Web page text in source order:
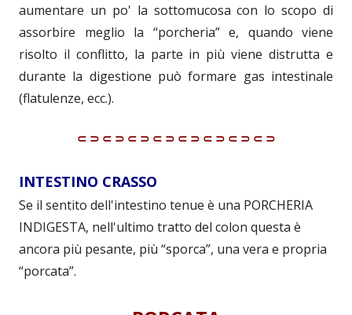
aumentare un po' la sottomucosa con lo scopo di
assorbire meglio la “porcheria” e, quando viene
risolto il conflitto, la parte in più viene distrutta e
durante la digestione può formare gas intestinale
(flatulenze, ecc.).
⸦⸧⸦⸧⸦⸧⸦⸧⸦⸧⸦⸧⸦⸧⸦⸧
INTESTINO CRASSO
Se il sentito dell'intestino tenue è una PORCHERIA
INDIGESTA, nell'ultimo tratto del colon questa è
ancora più pesante, più “sporca”, una vera e propria
“porcata”.